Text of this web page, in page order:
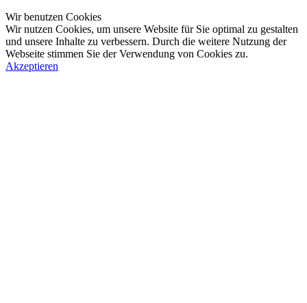
Wir benutzen Cookies
Wir nutzen Cookies, um unsere Website für Sie optimal zu gestalten
und unsere Inhalte zu verbessern. Durch die weitere Nutzung der
Webseite stimmen Sie der Verwendung von Cookies zu.
Akzeptieren